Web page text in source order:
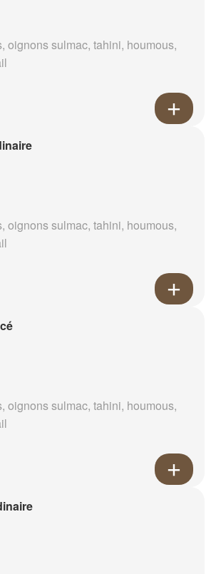
oignons sulmac, tahini, houmous,
oignons sulmac, tahini, houmous,
oignons sulmac, tahini, houmous,